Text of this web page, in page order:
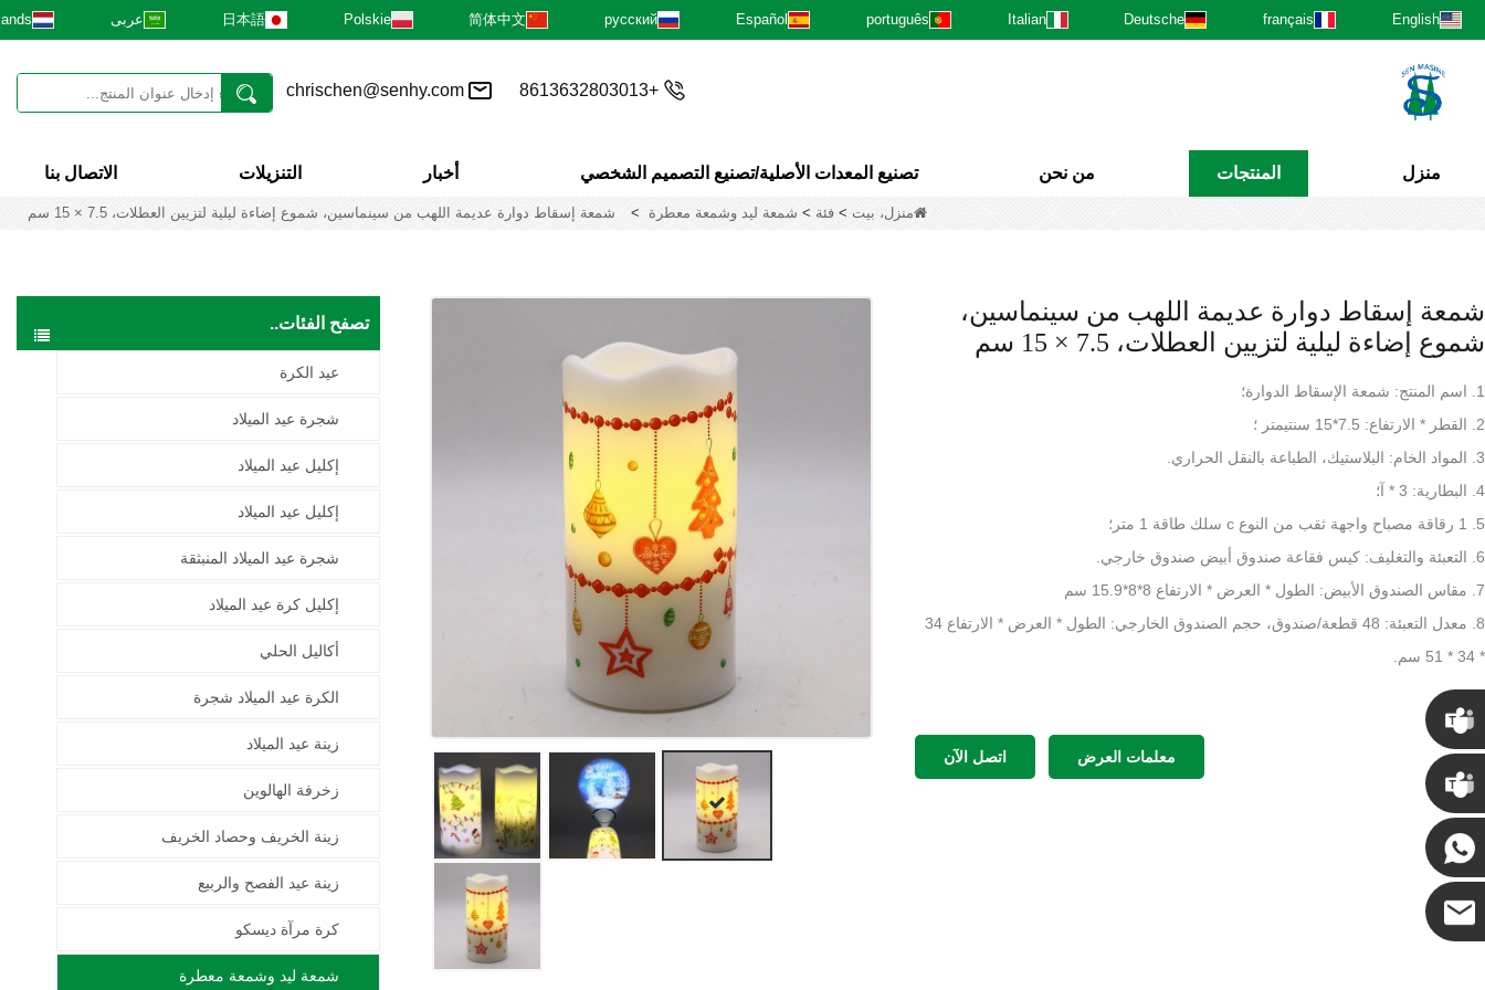
English
français
Deutsche
Italian
português
Español
русский
简体中文
Polskie
日本語 عربى
+8613632803013
chrischen@senhy.com
منزل المنتجات من نحن تصنيع المعدات الأصلية/تصنيع التصميم الشخصي أخبار التنزيلات الاتصال بنا
منزل، بيت > فئة > شمعة ليد وشمعة معطرة > شمعة إسقاط دوارة عديمة اللهب من سينماسين، شموع إضاءة ليلية لتزيين العطلات، 7.5 × 15 سم
تصفح الفئات..
عيد الكرة
شجرة عيد الميلاد
إكليل عيد الميلاد
إكليل عيد الميلاد
شجرة عيد الميلاد المنبثقة
إكليل كرة عيد الميلاد
أكاليل الحلي
الكرة عيد الميلاد شجرة
زينة عيد الميلاد
زخرفة الهالوين
زينة الخريف وحصاد الخريف
زينة عيد الفصح والربيع
كرة مرآة ديسكو
شمعة ليد وشمعة معطرة
شمعة إسقاط دوارة عديمة اللهب من سينماسين،
شموع إضاءة ليلية لتزيين العطلات، 7.5 × 15 سم
1. اسم المنتج: شمعة الإسقاط الدوارة؛
2. القطر * الارتفاع: 7.5*15 سنتيمتر ؛
3. المواد الخام: البلاستيك، الطباعة بالنقل الحراري.
4. البطارية: 3 * آ؛
5. 1 رقاقة مصباح واجهة ثقب من النوع c سلك طاقة 1 متر؛
6. التعبئة والتغليف: كيس فقاعة صندوق أبيض صندوق خارجي.
7. مقاس الصندوق الأبيض: الطول * العرض * الارتفاع 8*8*15.9 سم
8. معدل التعبئة: 48 قطعة/صندوق، حجم الصندوق الخارجي: الطول * العرض * الارتفاع 34
* 34 * 51 سم.
معلمات العرض اتصل الآن
كريس
كيني